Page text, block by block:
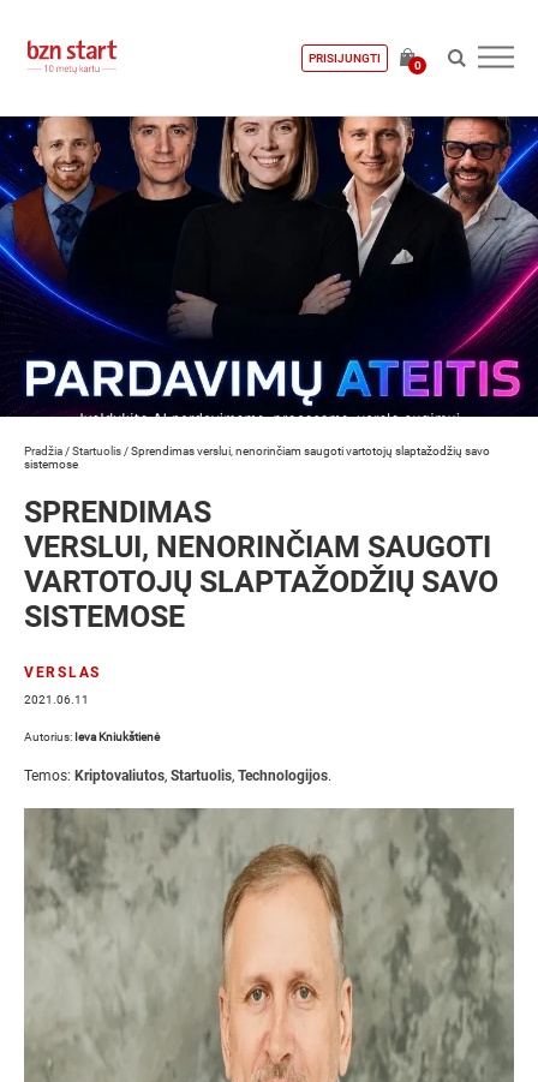
PRISIJUNGTI
0
Pradžia /Startuolis /Sprendimas verslui, nenorinčiam saugoti vartotojų slaptažodžių savo
sistemose
SPRENDIMAS
VERSLUI, NENORINČIAM SAUGOTI
VARTOTOJŲ SLAPTAŽODŽIŲ SAVO
SISTEMOSE
VERSLAS
2021.06.11
Autorius: Ieva Kniukštienė
Temos: Kriptovaliutos, Startuolis, Technologijos.